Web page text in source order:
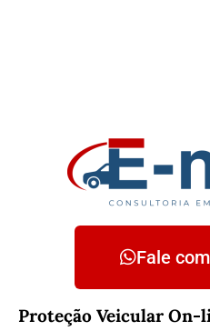
Fale
Proteção Veicular On-